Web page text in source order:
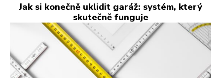
Jak si konečně uklidit garáž: systém, který
skutečně funguje